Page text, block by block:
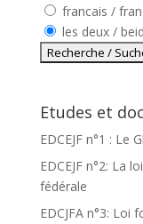
francais /
les deux /
Etudes et
EDCEJF n°1 : Le
EDCEJF n°2: La
fédérale
EDCJFA n°3: Loi